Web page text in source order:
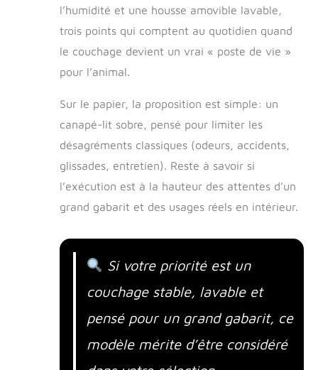
l’humidité et une housse amovible lavable,
trois points qui comptent au quotidien quand
le couchage devient un vrai « poste de vie »
pour l’animal.
Sur le papier, la proposition est simple: un
canapé-lit sobre, pensé pour limiter les
désagréments classiques (odeurs, accidents,
glissades, entretien). Reste à savoir si
l’exécution est à la hauteur des attentes d’un
grand gabarit et des usages réels en intérieur.
Si votre priorité est un
couchage stable, lavable et
pensé pour un grand gabarit, ce
modèle mérite d’être considéré